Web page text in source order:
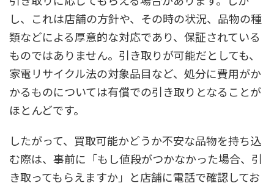
し、これは店舗の方針や、その時の状況、品物の種
類などによる厚意的な対応であり、保証されている
ものではありません。引き取りが可能だとしても、
家電リサイクル法の対象品目など、処分に費用がか
かるものについては有償での引き取りとなることが
ほとんどです。
したがって、買取可能かどうか不安な品物を持ち込
む際は、事前に「もし値段がつかなかった場合、引
き取ってもらえますか」と店舗に電話で確認してお